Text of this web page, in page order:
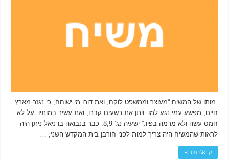
מותו של המשיח “מעוצר וממשפט לוקח, ואת דורו מי ישוחח, כי נגזר מארץ
חיים, מפשע עמי נגע למו. ויתן את רשעים קברו, ואת עשיר במותיו. על לא
חמס עשה ולא מרמה בפיו.” ישעיה נג’ 8,9. כבר בנבואה בדניאל ניתן היה
לראות שהמשיח היה צריך למות לפני חורבן בית המקדש השני, …
קרא\י עוד »